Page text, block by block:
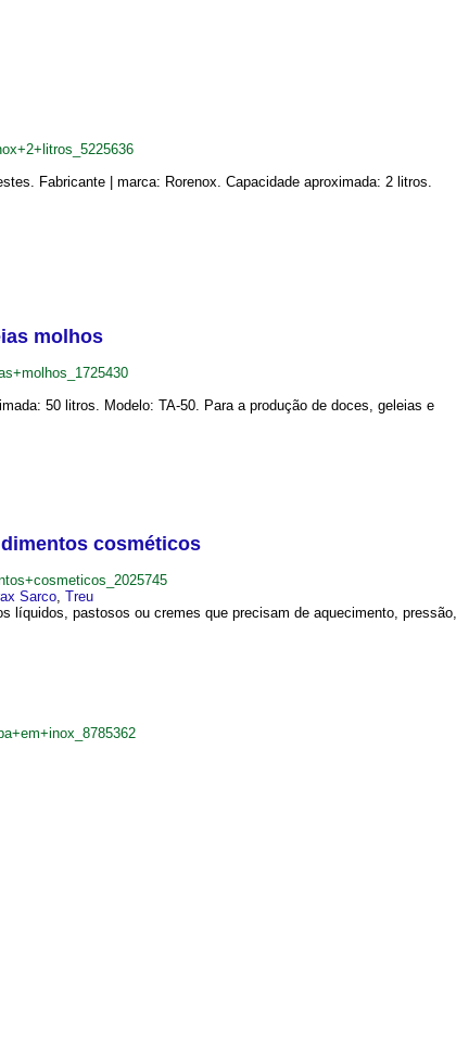
Fabricante | marca: Rorenox. Capacidade aproximada: 2 litros.
molhos
50 litros. Modelo: TA-50. Para a produção de doces, geleias e
cosméticos
Sarco, Treu
líquidos, pastosos ou cremes que precisam de aquecimento, pressão,